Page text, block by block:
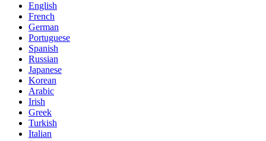
English
French
German
Portuguese
Spanish
Russian
Japanese
Korean
Arabic
Irish
Greek
Turkish
Italian